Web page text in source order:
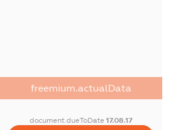
freemium.actualData
document.dueToDate 17.08.17